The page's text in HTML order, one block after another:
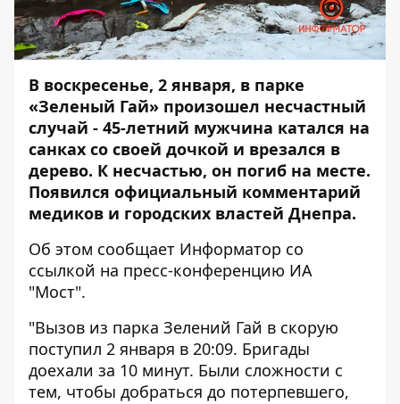
В воскресенье, 2 января, в парке
«Зеленый Гай» произошел несчастный
случай - 45-летний мужчина катался на
санках со своей дочкой и врезался в
дерево. К несчастью, он погиб на месте.
Появился официальный комментарий
медиков и городских властей Днепра.
Об этом сообщает Информатор со
ссылкой на пресс-конференцию ИА
"Мост".
"Вызов из парка Зелений Гай в скорую
поступил 2 января в 20:09. Бригады
доехали за 10 минут. Были сложности с
тем, чтобы добраться до потерпевшего,